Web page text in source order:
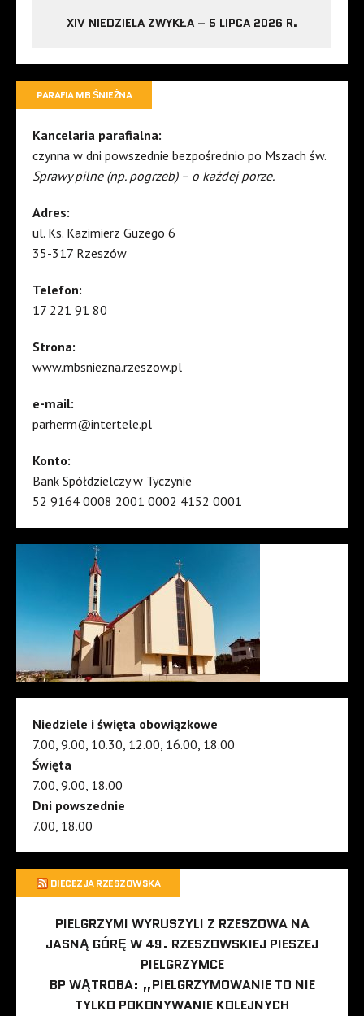
XIV NIEDZIELA ZWYKŁA – 5 LIPCA 2026 R.
PARAFIA MB ŚNIEŻNA
Kancelaria parafialna:
czynna w dni powszednie bezpośrednio po Mszach św.
Sprawy pilne (np. pogrzeb) – o każdej porze.
Adres:
ul. Ks. Kazimierz Guzego 6
35-317 Rzeszów
Telefon:
17 221 91 80
Strona:
www.mbsniezna.rzeszow.pl
e-mail:
parherm@intertele.pl
Konto:
Bank Spółdzielczy w Tyczynie
52 9164 0008 2001 0002 4152 0001
Niedziele i święta obowiązkowe
7.00, 9.00, 10.30, 12.00, 16.00, 18.00
Święta
7.00, 9.00, 18.00
Dni powszednie
7.00, 18.00
DIECEZJA RZESZOWSKA
PIELGRZYMI WYRUSZYLI Z RZESZOWA NA
JASNĄ GÓRĘ W 49. RZESZOWSKIEJ PIESZEJ
PIELGRZYMCE
BP WĄTROBA: „PIELGRZYMOWANIE TO NIE
TYLKO POKONYWANIE KOLEJNYCH